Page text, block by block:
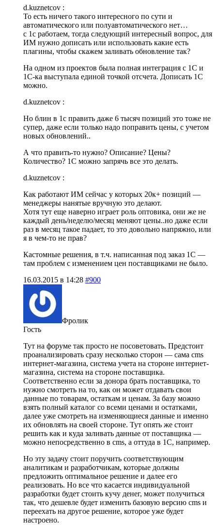
d.kuznetcov :
То есть ничего такого интересного по сути и
автоматического или полуавтоматического нет…
с 1с работаем, тогда следующий интересный вопрос, для
ИМ нужно дописать или использовать какие есть
плагины, чтобы скажем заливать обновление так?
На одном из проектов была полная интеграция с 1С и
1С-ка выступала единой точкой отсчета. Дописать 1С
можно.
d.kuznetcov :
Но блин в 1с править даже 6 тысяч позиций это тоже не
супер, даже если только надо поправить цены, с учетом
новых обновлений..
А что править-то нужно? Описание? Цены?
Количество? 1С можно запрячь все это делать.
d.kuznetcov :
Как работают ИМ сейчас у которых 20к+ позиций —
менеджеры нанятые вручную это делают.
Хотя тут еще наверно играет роль оптовика, они же не
каждый день/неделю/месяц меняют цены..но даже если
раз в месяц такое падает, то это довольно напряжно, или
я в чем-то не прав?
Кастомные решения, в т.ч. написанная под заказ 1С —
там проблем с изменением цен поставщиками не было.
16.03.2015 в 14:28 #900
Фролик
Гость
Тут на форуме так просто не посоветовать. Предстоит
проанализировать сразу несколько сторон — сама cms
интернет-магазина, система учета на стороне интернет-
магазина, система на стороне поставщика.
Соответственно если за донора брать поставщика, то
нужно смотреть на то, как он может отдавать свои
данные по товарам, остаткам и ценам. За базу можно
взять полный каталог со всеми ценами и остатками,
далее уже смотреть на изменяющиеся данные и именно
их обновлять на своей стороне. Тут опять же стоит
решить как и куда заливать данные от поставщика —
можно непосредственно в cms, а оттуда в 1С, например.
Но эту задачу стоит поручить соответствующим
аналитикам и разработчикам, которые должны
предложить оптимальное решение и далее его
реализовать. Но все что касается индивидуальной
разработки будет стоить кучу денег, может получиться
так, что дешевле будет изменить базовую версию cms и
переехать на другое решение, которое уже будет
настроено.